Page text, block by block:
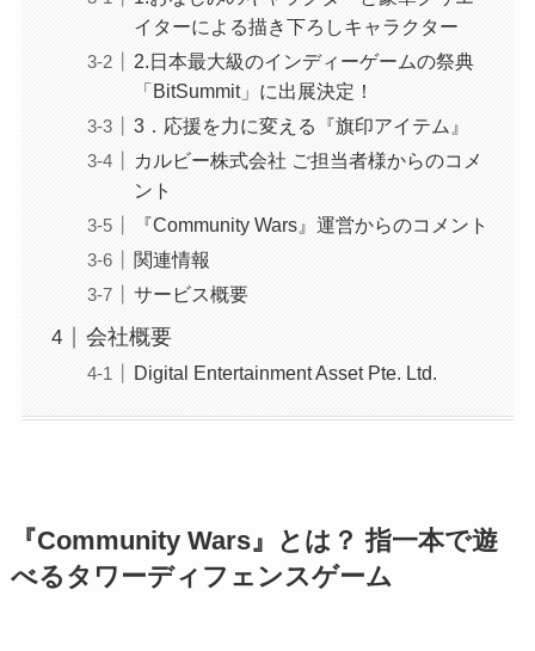
イターによる描き下ろしキャラクター
2.⽇本最⼤級のインディーゲームの祭典
「BitSummit」に出展決定！
3．応援を⼒に変える『旗印アイテム』
カルビー株式会社 ご担当者様からのコメ
ント
『Community Wars』運営からのコメント
関連情報
サービス概要
会社概要
Digital Entertainment Asset Pte. Ltd.
『Community Wars』とは？ 指⼀本で遊
べるタワーディフェンスゲーム